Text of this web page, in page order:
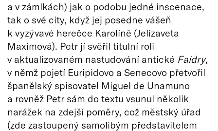
a v zámlkách) jak o podobu jedné inscenace,
tak o své city, když jej posedne vášeň
k vyzývavé herečce Karolíně (Jelizaveta
Maximová). Petr jí svěřil titulní roli
v aktualizovaném nastudování antické Faidry,
v němž pojetí Euripidovo a Senecovo přetvořil
španělský spisovatel Miguel de Unamuno
a rovněž Petr sám do textu vsunul několik
narážek na zdejší poměry, což městský úřad
(zde zastoupený samolibým představitelem